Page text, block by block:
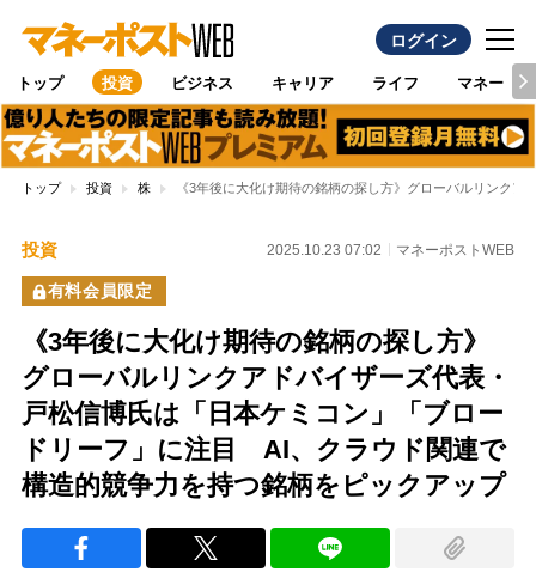
ログイン
トップ 投資 ビジネス キャリア ライフ マネー
トップ 投資 株 《3年後に大化け期待の銘柄の探し方》グローバルリンク
投資 2025.10.23 07:02 マネーポストWEB
有料会員限定
《3年後に大化け期待の銘柄の探し方》
グローバルリンクアドバイザーズ代表・
戸松信博氏は「日本ケミコン」「ブロー
ドリーフ」に注目 AI、クラウド関連で
構造的競争力を持つ銘柄をピックアップ